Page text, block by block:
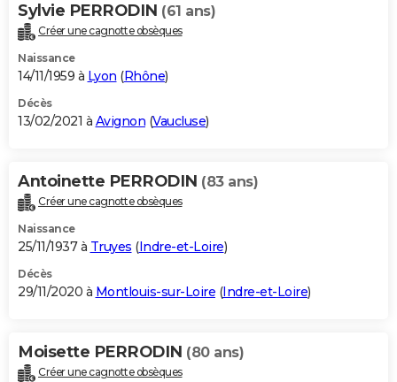
Sylvie PERRODIN (61 ans)
Créer une cagnotte obsèques
Naissance
14/11/1959 à Lyon (Rhône)
Décès
13/02/2021 à Avignon (Vaucluse)
Antoinette PERRODIN (83 ans)
Créer une cagnotte obsèques
Naissance
25/11/1937 à Truyes (Indre-et-Loire)
Décès
29/11/2020 à Montlouis-sur-Loire (Indre-et-Loire)
Moisette PERRODIN (80 ans)
Créer une cagnotte obsèques